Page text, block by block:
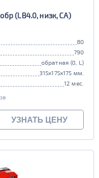
(LB4.0, низк, CA)
80
790
обратная (0, L)
315x175x175 мм.
12 мес.
УЗНАТЬ ЦЕНУ